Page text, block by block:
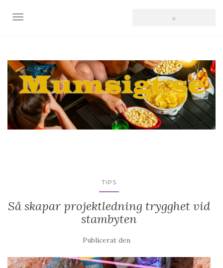
SLÅ PÅ/AV NAVIGERING
TIPS
Så skapar projektledning trygghet vid
stambyten
Publicerat den